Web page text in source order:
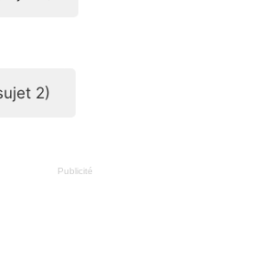
2)
Publicité